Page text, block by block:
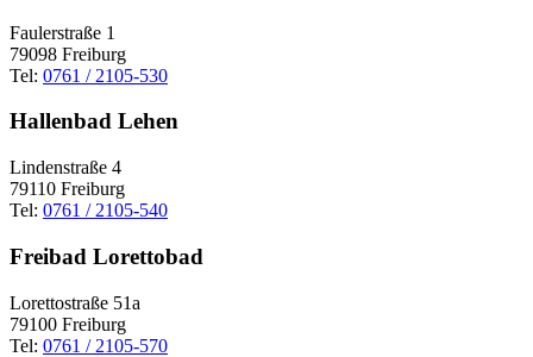
Faulerstraße 1
79098 Freiburg
Tel: 0761 / 2105-530
Hallenbad Lehen
Lindenstraße 4
79110 Freiburg
Tel: 0761 / 2105-540
Freibad Lorettobad
Lorettostraße 51a
79100 Freiburg
Tel: 0761 / 2105-570